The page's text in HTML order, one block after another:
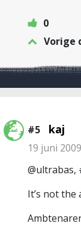
0
Vorige
#5 kaj
19 juni
@ultrabas,
It’s not the